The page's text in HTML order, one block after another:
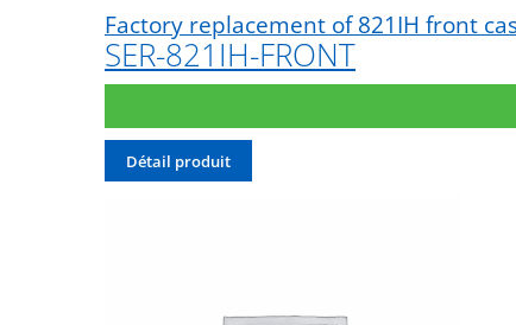
Factory replacement of 821IH front
SER-821IH-FRONT
Détail produit